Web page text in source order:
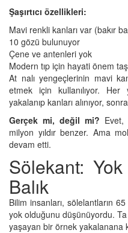
Şaşırtıcı özellikleri:
Mavi renkli kanları var (bakır
10 gözü bulunuyor
Çene ve antenleri yok
Modern tıp için hayati önem
At nalı yengeçlerinin mavi
etmek için kullanılıyor.
yakalanıp kanları alınıyor,
Gerçek mi, değil mi?
milyon yıldır benzer. Ama
devam etti.
Sölekant:
Balık
Bilim insanları, sölelantların
yok olduğunu düşünüyordu. Ta
yaşayan bir örnek yakalanana